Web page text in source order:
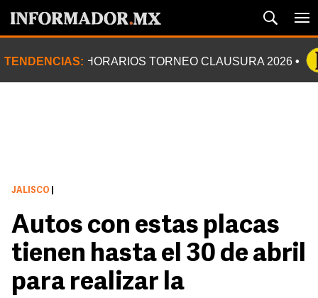
TENDENCIAS: HORARIOS TORNEO CLAUSURA 2026
JALISCO
Autos con estas placas
tienen hasta el 30 de abril
para realizar la